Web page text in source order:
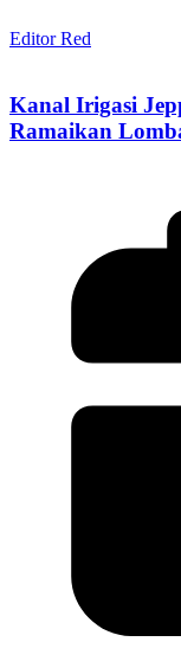
Editor Red
Kanal Irigasi
Ramaikan